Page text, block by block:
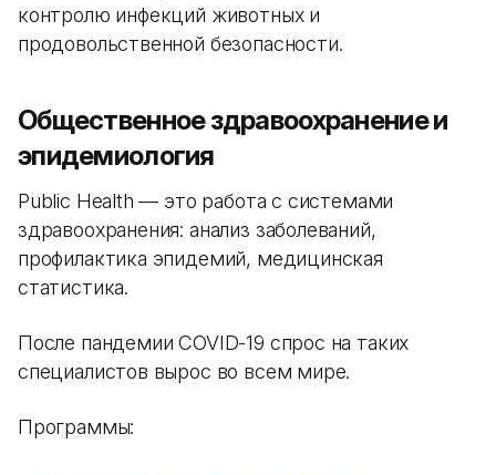
контролю инфекций животных и
продовольственной безопасности.
Общественное здравоохранение и
эпидемиология
Public Health — это работа с системами
здравоохранения: анализ заболеваний,
профилактика эпидемий, медицинская
статистика.
После пандемии COVID-19 спрос на таких
специалистов вырос во всем мире.
Программы: